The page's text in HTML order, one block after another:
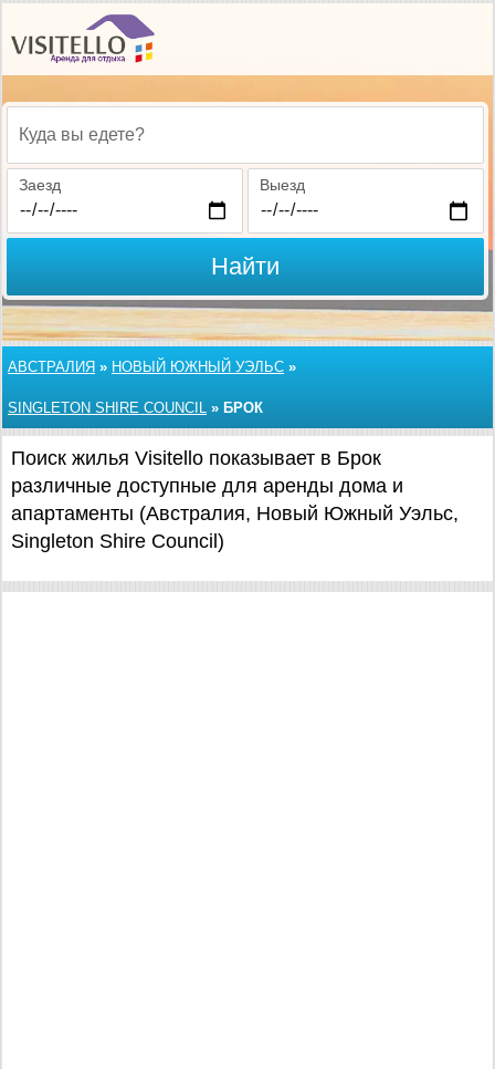
Куда вы едете?
Заезд Выезд
Найти
АВСТРАЛИЯ » НОВЫЙ ЮЖНЫЙ УЭЛЬС »
SINGLETON SHIRE COUNCIL » БРОК
Поиск жилья Visitello показывает в Брок
различные доступные для аренды дома и
апартаменты (Австралия, Новый Южный Уэльс,
Singleton Shire Council)